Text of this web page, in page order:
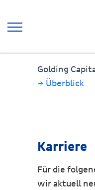
Golding
→ Überblick
Karriere
Für die
wir aktuell